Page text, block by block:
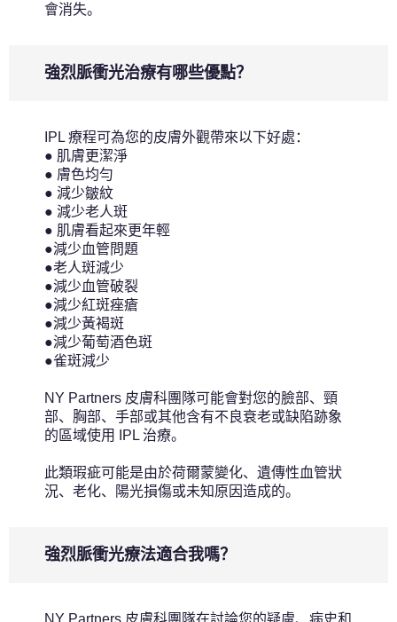
會消失。
強烈脈衝光治療有哪些優點？
IPL 療程可為您的皮膚外觀帶來以下好處：
● 肌膚更潔淨
● 膚色均勻
● 減少皺紋
● 減少老人斑
● 肌膚看起來更年輕
●減少血管問題
●老人斑減少
●減少血管破裂
●減少紅斑痤瘡
●減少黃褐斑
●減少葡萄酒色斑
●雀斑減少
NY Partners 皮膚科團隊可能會對您的臉部、頸
部、胸部、手部或其他含有不良衰老或缺陷跡象
的區域使用 IPL 治療。
此類瑕疵可能是由於荷爾蒙變化、遺傳性血管狀
況、老化、陽光損傷或未知原因造成的。
強烈脈衝光療法適合我嗎？
NY Partners 皮膚科團隊在討論您的疑慮、病史和